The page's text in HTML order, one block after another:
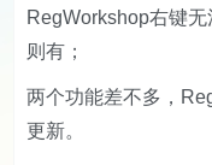
RegWorkshop右键
则有；
两个功能差不多，
更新。